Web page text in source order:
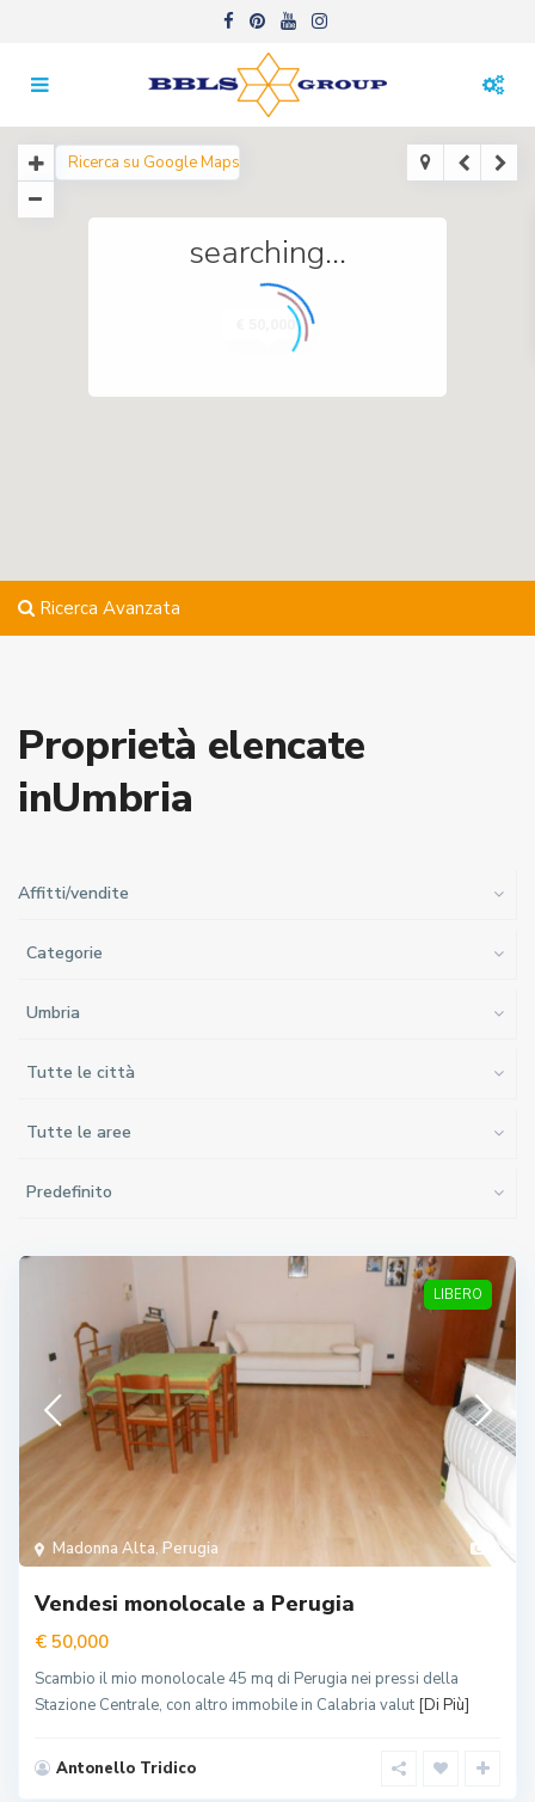
searching...
Ricerca Avanzata
Proprietà elencate
inUmbria
Affitti/vendite
Categorie
Umbria
Tutte le città
Tutte le aree
Predefinito
2
Madonna Alta, Perugia
LIBERO
Vendesi monolocale a Perugia
€ 50,000
Scambio il mio monolocale 45 mq di Perugia nei pressi della
Stazione Centrale, con altro immobile in Calabria valut [Di Più]
Antonello Tridico